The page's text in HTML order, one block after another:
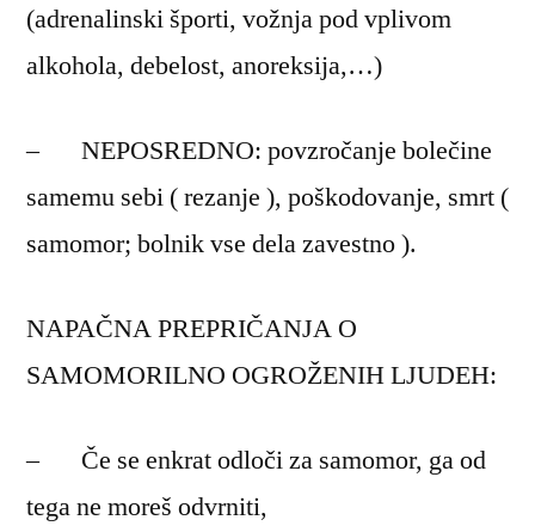
(adrenalinski športi, vožnja pod vplivom
alkohola, debelost, anoreksija,…)
– NEPOSREDNO: povzročanje bolečine
samemu sebi ( rezanje ), poškodovanje, smrt (
samomor; bolnik vse dela zavestno ).
NAPAČNA PREPRIČANJA O
SAMOMORILNO OGROŽENIH LJUDEH:
– Če se enkrat odloči za samomor, ga od
tega ne moreš odvrniti,